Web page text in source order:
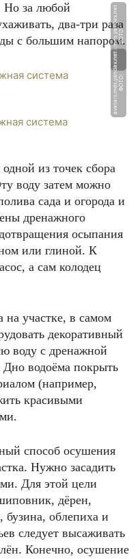
Но за любой
два-три раза
с большим напором.
Ф
О
Т
О:
a
v
a
t
a
r
s.
m
d
s.
y
a
n
d
e
x.
n
e
t
Ф
О
Т
О:
a
v
a
t
a
r
s.
m
d
s.
y
a
n
d
e
x.
n
e
t
из точек сбора
воду затем можно
сада и огорода и
дренажного
осыпания
или глиной. К
а сам колодец
на участке, в самом
декоративный
воду с дренажной
водоёма покрыть
(например,
красивыми
способ осушения
Нужно засадить
Для этой цели
дёрен,
бузина, облепиха и
следует высаживать
Конечно, осушение